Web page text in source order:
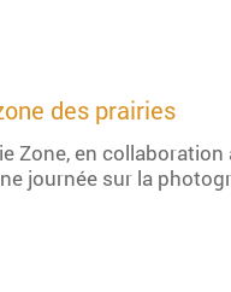
des prairies
Zone, en
journée sur la